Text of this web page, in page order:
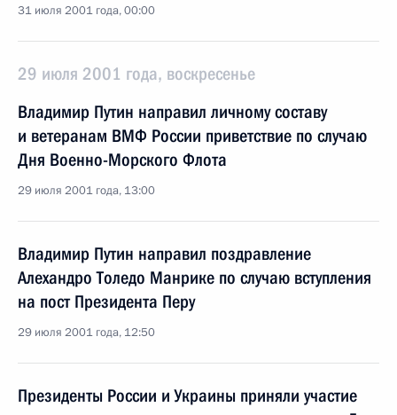
31 июля 2001 года, 00:00
29 июля 2001 года, воскресенье
Владимир Путин направил личному составу
и ветеранам ВМФ России приветствие по случаю
Дня Военно-Морского Флота
29 июля 2001 года, 13:00
Владимир Путин направил поздравление
Алехандро Толедо Манрике по случаю вступления
на пост Президента Перу
29 июля 2001 года, 12:50
Президенты России и Украины приняли участие